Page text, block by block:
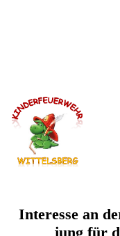
Interesse an
jung für